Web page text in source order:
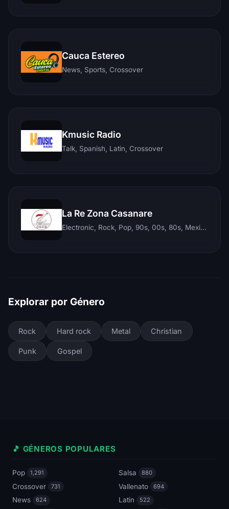
Cauca Estereo
News, Sports, Crossover
Kmusic Radio
Talk, Spanish, Latin, Crossover
La Re Zona Casanare
Electronic, Rock, Pop, 90s, 00s, 80s, Mexican, Ranchera, Reggaeton, Instrumental, Salsa, Merengue, Tropical, Romantic, Vallenato, Llanera
Explorar por Género
Rock Hard rock Metal Christian
Punk Gospel
🎵 GÉNEROS POPULARES
Pop 1,291 Salsa 880
Crossover 731 Vallenato 694
News 624 Latin 522